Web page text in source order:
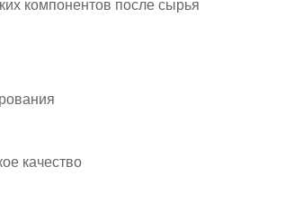
компонентов после сырья
качество